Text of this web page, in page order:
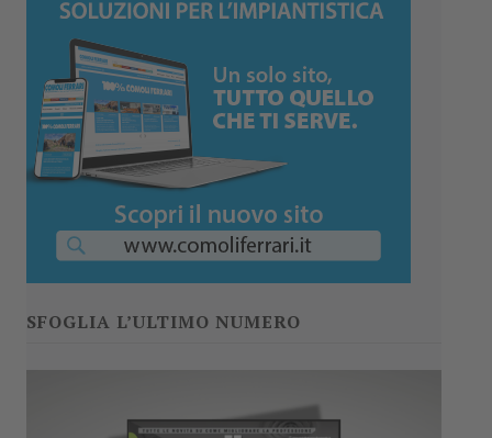
SFOGLIA L’ULTIMO NUMERO